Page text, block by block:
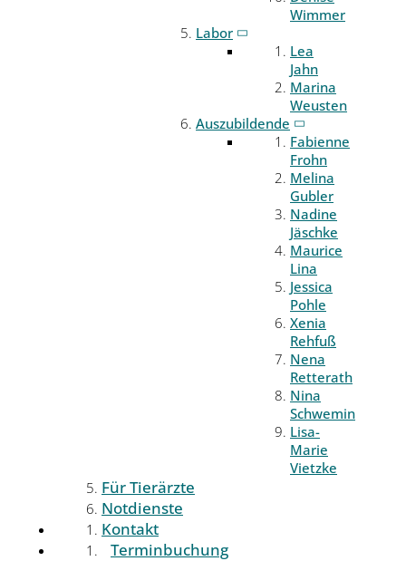
Wimmer
Labor
Lea
Jahn
Marina
Weusten
Auszubildende
Fabienne
Frohn
Melina
Gubler
Nadine
Jäschke
Maurice
Lina
Jessica
Pohle
Xenia
Rehfuß
Nena
Retterath
Nina
Schwemin
Lisa-
Marie
Vietzke
Für Tierärzte
Notdienste
Kontakt
Terminbuchung